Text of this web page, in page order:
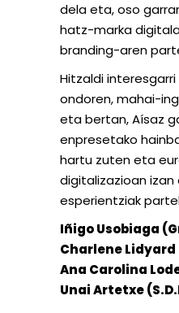
dela eta, oso
hatz-marka
branding-aren
Hitzaldi
ondoren, mahai-
eta bertan, Aísaz
enpresetako
hartu zuten eta
digitalizazioan
esperientziak
Iñigo Usobiaga
Charlene Lidyard
Ana Carolina
Unai Artetxe